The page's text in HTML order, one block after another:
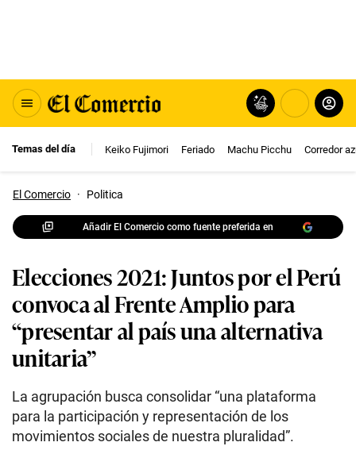
Temas del día Keiko Fujimori Feriado Machu Picchu Corredor
El Comercio · Politica
Añadir El Comercio como fuente preferida en
Elecciones 2021: Juntos por el Perú
convoca al Frente Amplio para
“presentar al país una alternativa
unitaria”
La agrupación busca consolidar “una plataforma
para la participación y representación de los
movimientos sociales de nuestra pluralidad”.